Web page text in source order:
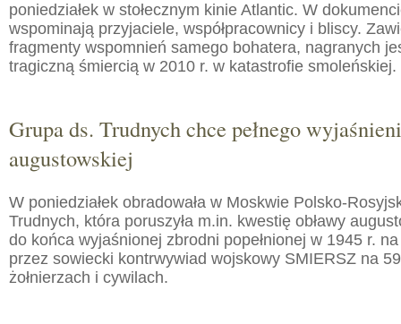
poniedziałek w stołecznym kinie Atlantic. W
wspominają przyjaciele, współpracownicy i bliscy.
fragmenty wspomnień samego bohatera, nagranych
tragiczną śmiercią w 2010 r. w katastrofie smoleńskiej.
Grupa ds. Trudnych chce pełnego
augustowskiej
W poniedziałek obradowała w Moskwie Polsko-
Trudnych, która poruszyła m.in. kwestię obławy
do końca wyjaśnionej zbrodni popełnionej w 1945 r.
przez sowiecki kontrwywiad wojskowy SMIERSZ na
żołnierzach i cywilach.